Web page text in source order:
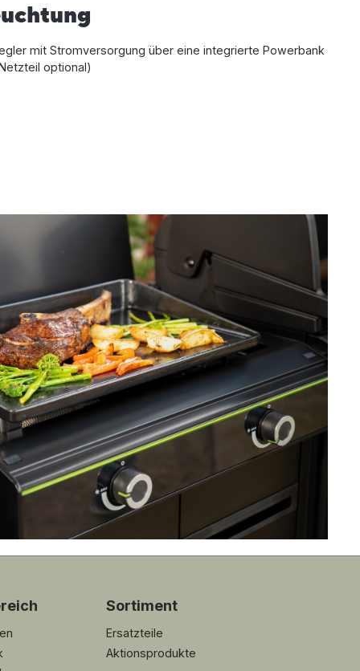
mit Stromversorgung über eine integrierte Powerbank
optional)
Sortiment
Ersatzteile
Aktionsprodukte